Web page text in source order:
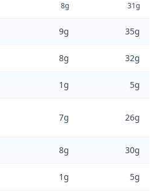
8g 31g
9g 35g
8g 32g
1g 5g
7g 26g
8g 30g
1g 5g